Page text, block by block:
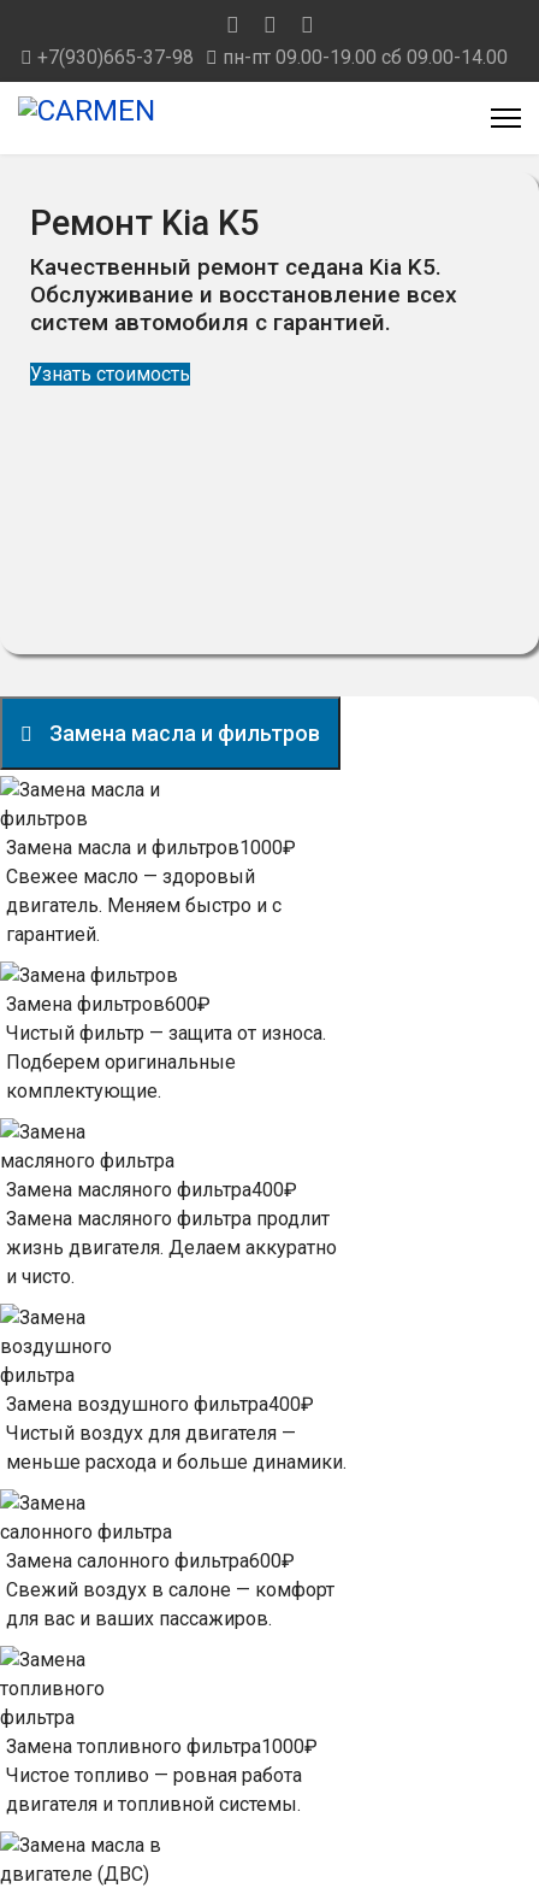
+7(930)665-37-98 пн-пт 09.00-19.00 сб 09.00-14.00
Ремонт Kia K5
Качественный ремонт седана Kia K5.
Обслуживание и восстановление всех
систем автомобиля с гарантией.
Узнать стоимость
Замена масла и фильтров
Замена масла и фильтров1000₽
Свежее масло — здоровый
двигатель. Меняем быстро и с
гарантией.
Замена фильтров600₽
Чистый фильтр — защита от износа.
Подберем оригинальные
комплектующие.
Замена масляного фильтра400₽
Замена масляного фильтра продлит
жизнь двигателя. Делаем аккуратно
и чисто.
Замена воздушного фильтра400₽
Чистый воздух для двигателя —
меньше расхода и больше динамики.
Замена салонного фильтра600₽
Свежий воздух в салоне — комфорт
для вас и ваших пассажиров.
Замена топливного фильтра1000₽
Чистое топливо — ровная работа
двигателя и топливной системы.